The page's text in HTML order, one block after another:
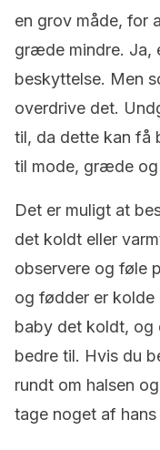
en grov måde, for
græde mindre. Ja,
beskyttelse. Men
overdrive det.
til, da dette kan få
til mode, græde
Det er muligt at
det koldt eller
observere og føle
og fødder er kolde
baby det koldt, og
bedre til. Hvis du
rundt om halsen
tage noget af